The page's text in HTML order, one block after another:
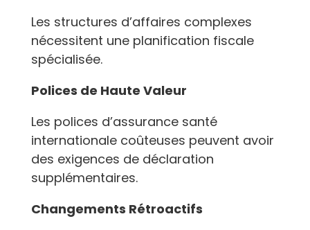
Les structures d’affaires complexes
nécessitent une planification fiscale
spécialisée.
Polices de Haute Valeur
Les polices d’assurance santé
internationale coûteuses peuvent avoir
des exigences de déclaration
supplémentaires.
Changements Rétroactifs